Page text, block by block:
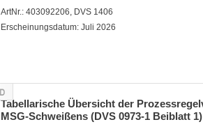
ArtNr.: 403092206, DVS 1406
Erscheinungsdatum: Juli 2026
Tabellarische Übersicht der
MSG-Schweißens (DVS 0973-1 Beiblatt 1)